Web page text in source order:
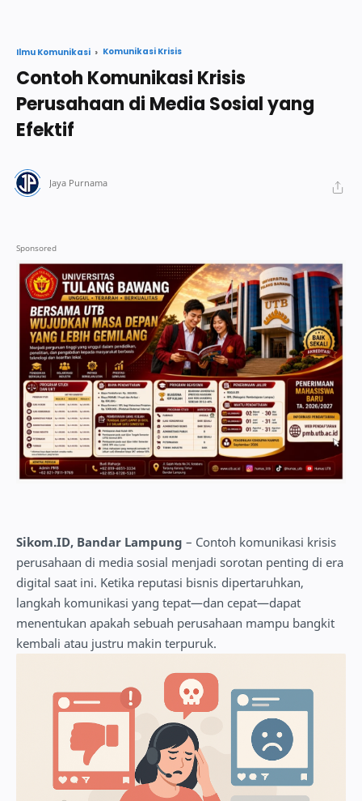
Ilmu Komunikasi Komunikasi Krisis
Contoh Komunikasi Krisis
Perusahaan di Media Sosial yang
Efektif
Sikom.ID, Bandar Lampung – Contoh komunikasi krisis
perusahaan di media sosial menjadi sorotan penting di era
digital saat ini. Ketika reputasi bisnis dipertaruhkan,
langkah komunikasi yang tepat—dan cepat—dapat
menentukan apakah sebuah perusahaan mampu bangkit
kembali atau justru makin terpuruk.